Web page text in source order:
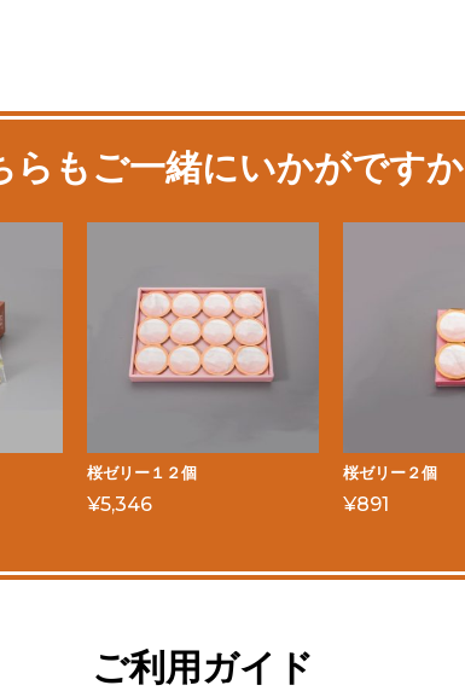
らもご一緒にいかがですか
桜ゼリー１２個
¥5,346
桜ゼリー２個
¥891
ご利用ガイド